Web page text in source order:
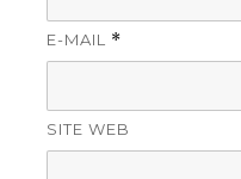
E-MAIL *
SITE WEB